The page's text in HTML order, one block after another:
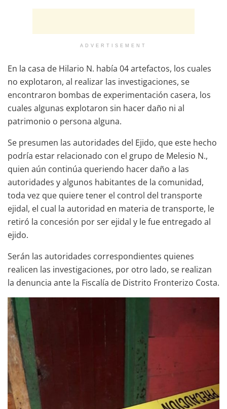
ADVERTISEMENT
En la casa de Hilario N. había 04 artefactos, los cuales
no explotaron, al realizar las investigaciones, se
encontraron bombas de experimentación casera, los
cuales algunas explotaron sin hacer daño ni al
patrimonio o persona alguna.
Se presumen las autoridades del Ejido, que este hecho
podría estar relacionado con el grupo de Melesio N.,
quien aún continúa queriendo hacer daño a las
autoridades y algunos habitantes de la comunidad,
toda vez que quiere tener el control del transporte
ejidal, el cual la autoridad en materia de transporte, le
retiró la concesión por ser ejidal y le fue entregado al
ejido.
Serán las autoridades correspondientes quienes
realicen las investigaciones, por otro lado, se realizan
la denuncia ante la Fiscalía de Distrito Fronterizo Costa.